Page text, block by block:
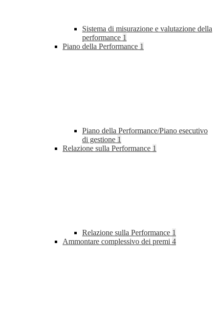
Sistema di misurazione e valutazione della
performance 1
Piano della Performance 1
Piano della Performance/Piano esecutivo
di gestione 1
Relazione sulla Performance 1
Relazione sulla Performance 1
Ammontare complessivo dei premi 4